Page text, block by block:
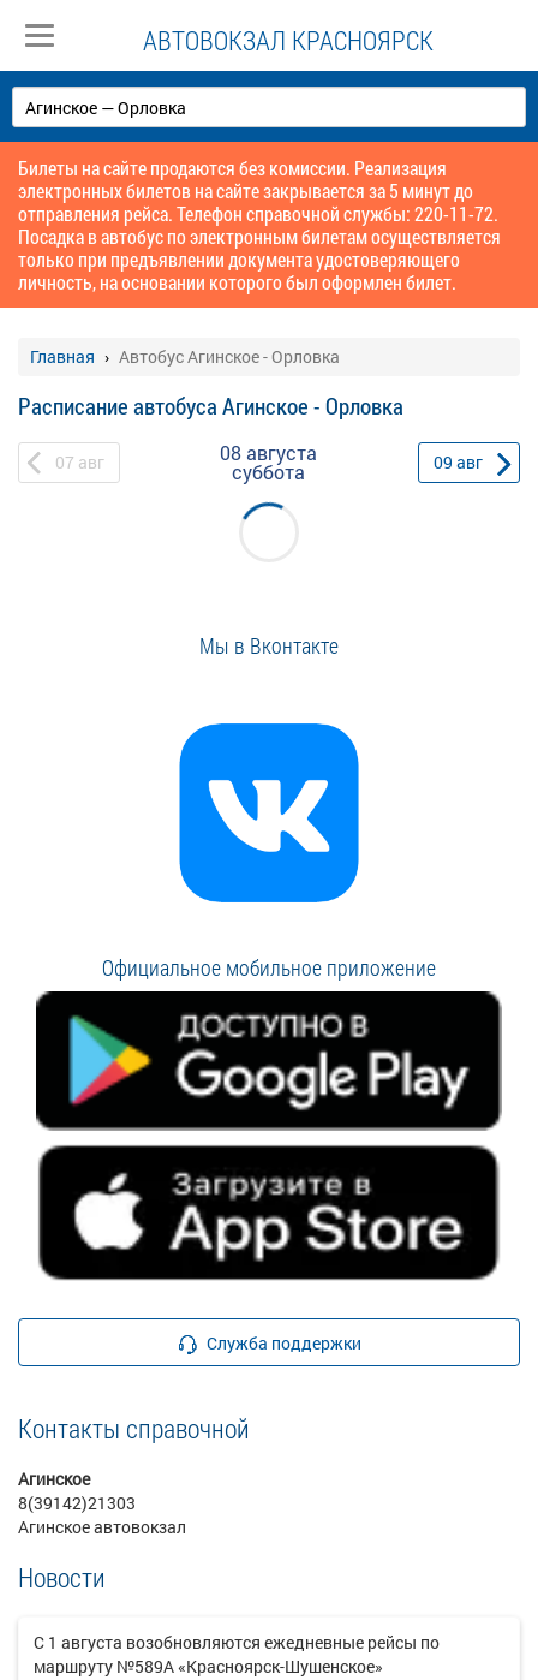
АВТОВОКЗАЛ КРАСНОЯРСК
Билеты на сайте продаются без комиссии. Реализация
электронных билетов на сайте закрывается за 5 минут до
отправления рейса. Телефон справочной службы: 220-11-72.
Посадка в автобус по электронным билетам осуществляется
только при предъявлении документа удостоверяющего
личность, на основании которого был оформлен билет.
Главная Автобус Агинское - Орловка
Расписание автобуса Агинское - Орловка
07 авг 08 августа
суббота 09 авг
Мы в Вконтакте
Официальное мобильное приложение
Служба поддержки
Контакты справочной
Агинское
8(39142)21303
Агинское автовокзал
Новости
С 1 августа возобновляются ежедневные рейсы по
маршруту №589А «Красноярск-Шушенское»